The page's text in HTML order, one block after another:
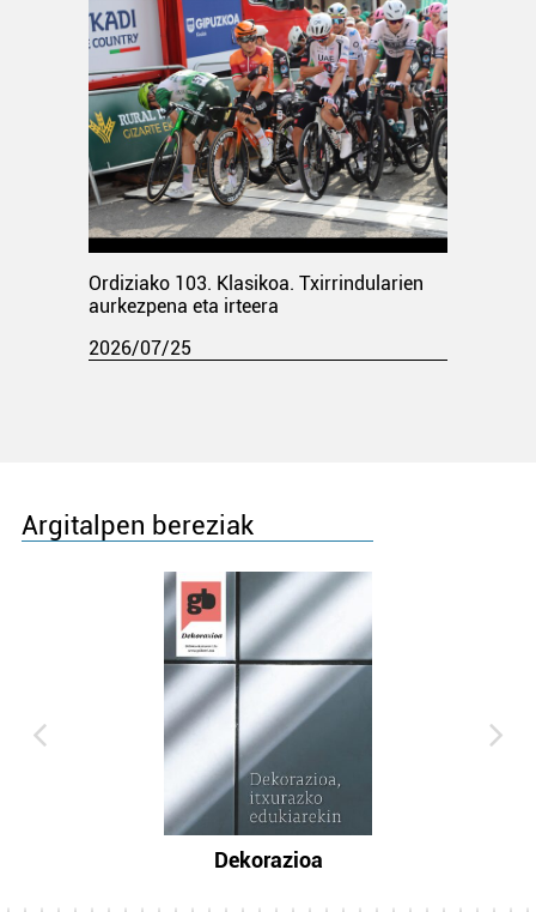
Ordiziako 103. Klasikoa. Txirrindularien
aurkezpena eta irteera
2026/07/25
Argitalpen bereziak
Dekorazioa